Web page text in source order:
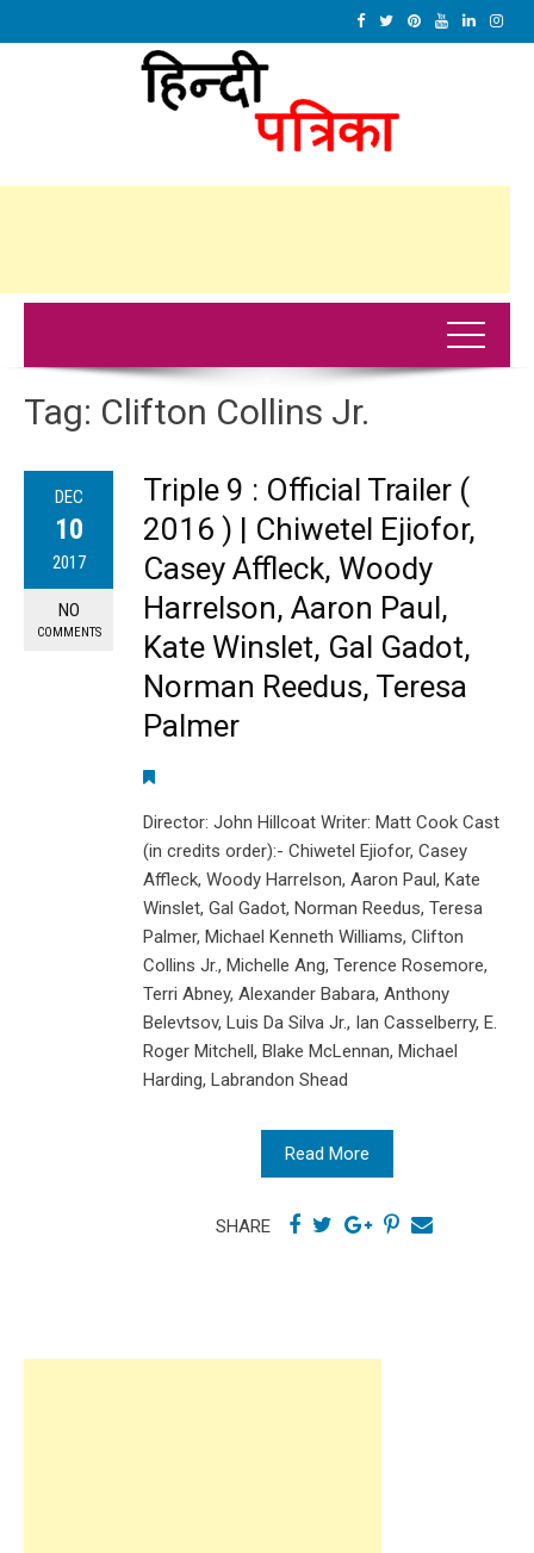
Tag: Clifton Collins Jr.
DEC
10
2017
NO
COMMENTS
Triple 9 : Official Trailer (
2016 ) | Chiwetel Ejiofor,
Casey Affleck, Woody
Harrelson, Aaron Paul,
Kate Winslet, Gal Gadot,
Norman Reedus, Teresa
Palmer
Director: John Hillcoat Writer: Matt Cook Cast
(in credits order):- Chiwetel Ejiofor, Casey
Affleck, Woody Harrelson, Aaron Paul, Kate
Winslet, Gal Gadot, Norman Reedus, Teresa
Palmer, Michael Kenneth Williams, Clifton
Collins Jr., Michelle Ang, Terence Rosemore,
Terri Abney, Alexander Babara, Anthony
Belevtsov, Luis Da Silva Jr., Ian Casselberry, E.
Roger Mitchell, Blake McLennan, Michael
Harding, Labrandon Shead
Read More
SHARE